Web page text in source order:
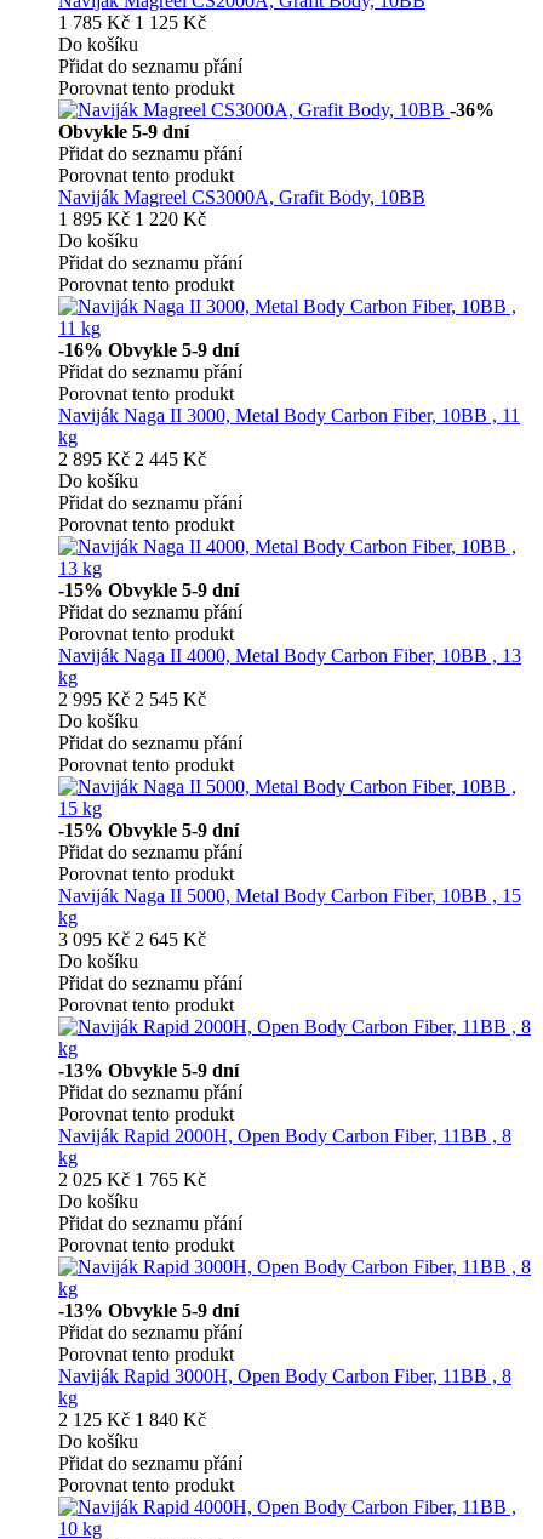
1 785 Kč 1 125 Kč
Do košíku
Přidat do seznamu přání
Porovnat tento produkt
-36%
Obvykle 5-9 dní
Přidat do seznamu přání
Porovnat tento produkt
Naviják Magreel CS3000A, Grafit Body, 10BB
1 895 Kč 1 220 Kč
Do košíku
Přidat do seznamu přání
Porovnat tento produkt
-16% Obvykle 5-9 dní
Přidat do seznamu přání
Porovnat tento produkt
Naviják Naga II 3000, Metal Body Carbon Fiber, 10BB , 11
kg
2 895 Kč 2 445 Kč
Do košíku
Přidat do seznamu přání
Porovnat tento produkt
-15% Obvykle 5-9 dní
Přidat do seznamu přání
Porovnat tento produkt
Naviják Naga II 4000, Metal Body Carbon Fiber, 10BB , 13
kg
2 995 Kč 2 545 Kč
Do košíku
Přidat do seznamu přání
Porovnat tento produkt
-15% Obvykle 5-9 dní
Přidat do seznamu přání
Porovnat tento produkt
Naviják Naga II 5000, Metal Body Carbon Fiber, 10BB , 15
kg
3 095 Kč 2 645 Kč
Do košíku
Přidat do seznamu přání
Porovnat tento produkt
-13% Obvykle 5-9 dní
Přidat do seznamu přání
Porovnat tento produkt
Naviják Rapid 2000H, Open Body Carbon Fiber, 11BB , 8
kg
2 025 Kč 1 765 Kč
Do košíku
Přidat do seznamu přání
Porovnat tento produkt
-13% Obvykle 5-9 dní
Přidat do seznamu přání
Porovnat tento produkt
Naviják Rapid 3000H, Open Body Carbon Fiber, 11BB , 8
kg
2 125 Kč 1 840 Kč
Do košíku
Přidat do seznamu přání
Porovnat tento produkt